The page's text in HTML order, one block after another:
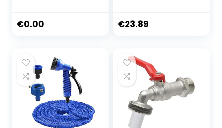
vorstbestendige
trommelafdichtba
nd voor tuin
wasmachine
regenton
€0.00
automatische
€23.89